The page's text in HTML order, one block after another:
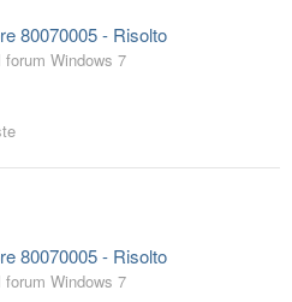
80070005 - Risolto
forum Windows 7
80070005 - Risolto
forum Windows 7